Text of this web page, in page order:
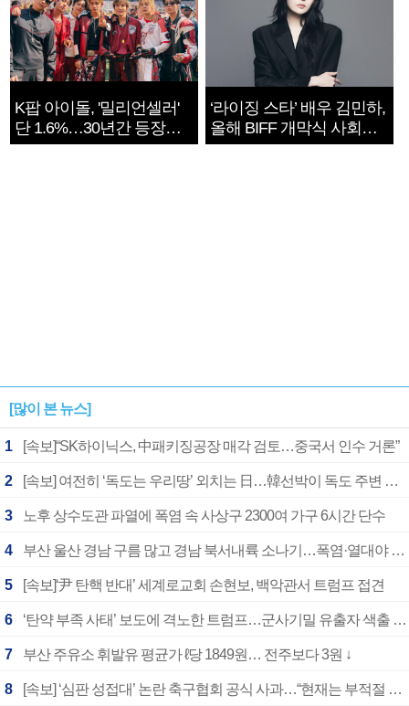
K팝 아이돌, '밀리언셀러'
단 1.6%…30년간 등장
1182개팀 전수조사
‘라이징 스타’ 배우 김민하,
올해 BIFF 개막식 사회자
확정
[많이 본 뉴스]
1 [속보]“SK하이닉스, 中패키징공장 매각 검토…중국서 인수 거론”
2 [속보] 여전히 ‘독도는 우리땅’ 외치는 日…韓선박이 독도 주변 해양조사 활동하자 반발
3 노후 상수도관 파열에 폭염 속 사상구 2300여 가구 6시간 단수
4 부산 울산 경남 구름 많고 경남 북서내륙 소나기…폭염·열대야 계속
5 [속보]‘尹 탄핵 반대’ 세계로교회 손현보, 백악관서 트럼프 접견
6 ‘탄약 부족 사태’ 보도에 격노한 트럼프…군사기밀 유출자 색출 지시
7 부산 주유소 휘발유 평균가 ℓ당 1849원… 전주보다 3원 ↓
8 [속보] ‘심판 성접대’ 논란 축구협회 공식 사과…“현재는 부적절 행위 없어”